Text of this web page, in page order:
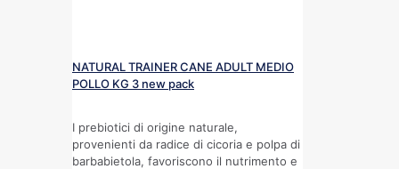
NATURAL TRAINER CANE ADULT MEDIO
POLLO KG 3 new pack
I prebiotici di origine naturale,
provenienti da radice di cicoria e polpa di
barbabietola, favoriscono il nutrimento e